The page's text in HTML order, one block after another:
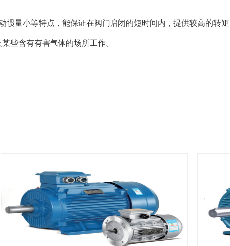
惯量小等特点，能保证在阀门启闭的短时间内，提供较高的转
些含有有害气体的场所工作。